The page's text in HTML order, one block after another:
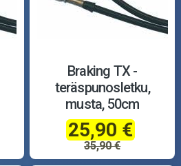
Braking TX -
teräspunosletku,
musta, 50cm
25,90 €
35,90 €